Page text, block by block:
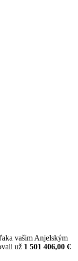
vašim Anjelským
už 1 501 406,00 €